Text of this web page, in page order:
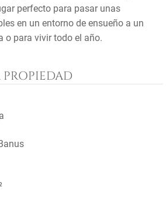
perfecto para pasar unas
en un entorno de ensueño a un
o para vivir todo el año.
PROPIEDAD